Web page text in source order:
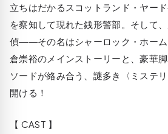
立ちはだかるスコットランド・ヤー
を察知して現れた銭形警部。そして
偵――その名はシャーロック・ホーム
倉崇裕のメインストーリーと、豪華
ソードが絡み合う、謎多き〈ミステ
開ける！
【 CAST 】